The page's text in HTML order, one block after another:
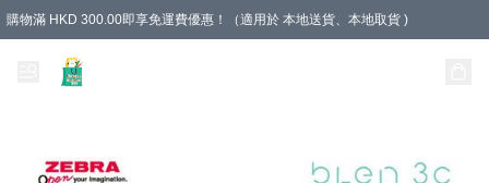
購物滿 HKD 300.00即享免運費優惠！（適用於 本地送貨、本地取貨 )